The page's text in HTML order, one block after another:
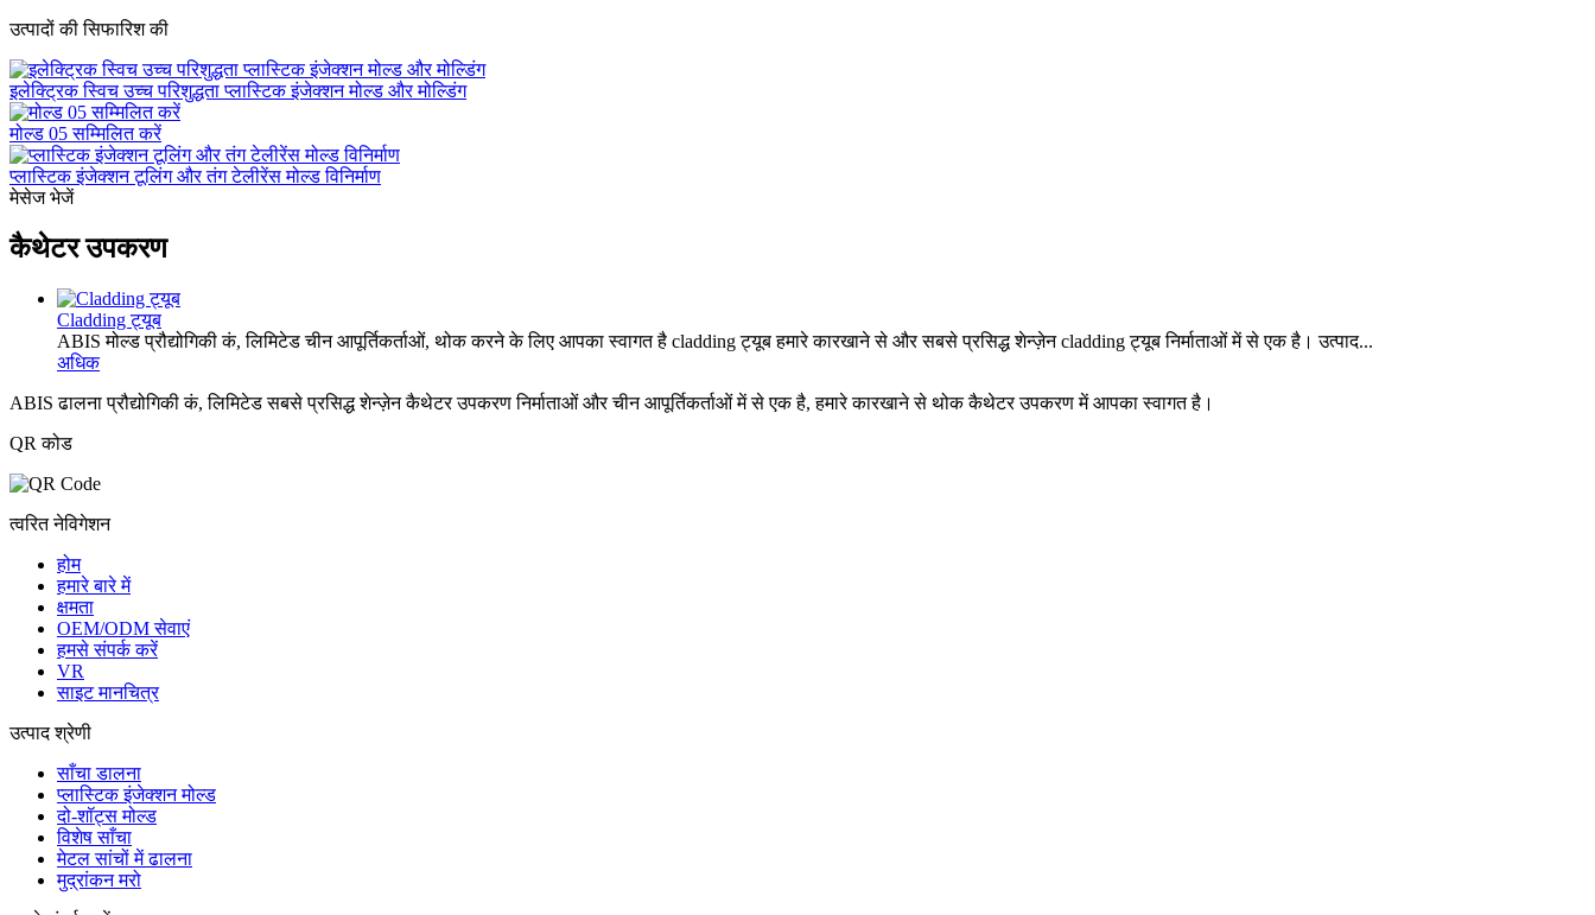
उत्पादों की सिफारिश की
इलेक्ट्रिक स्विच उच्च परिशुद्धता प्लास्टिक इंजेक्शन मोल्ड और मोल्डिंग
मोल्ड 05 सम्मिलित करें
प्लास्टिक इंजेक्शन टूलिंग और तंग टेलीरेंस मोल्ड विनिर्माण
मेसेज भेजें
कैथेटर उपकरण
Cladding ट्यूब
ABIS मोल्ड प्रौद्योगिकी कं, लिमिटेड चीन आपूर्तिकर्ताओं, थोक करने के लिए आपका स्वागत है cladding ट्यूब हमारे कारखाने से और सबसे प्रसिद्ध शेन्ज़ेन cladding ट्यूब निर्माताओं में से एक है। उत्पाद...
अधिक
ABIS ढालना प्रौद्योगिकी कं, लिमिटेड सबसे प्रसिद्ध शेन्ज़ेन कैथेटर उपकरण निर्माताओं और चीन आपूर्तिकर्ताओं में से एक है, हमारे कारखाने से थोक कैथेटर उपकरण में आपका स्वागत है।
QR कोड
त्वरित नेविगेशन
होम
हमारे बारे में
क्षमता
OEM/ODM सेवाएं
हमसे संपर्क करें
VR
साइट मानचित्र
उत्पाद श्रेणी
साँचा डालना
प्लास्टिक इंजेक्शन मोल्ड
दो-शॉट्स मोल्ड
विशेष साँचा
मेटल सांचों में ढालना
मुद्रांकन मरो